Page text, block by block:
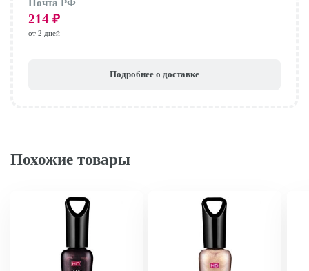
Почта РФ
214 ₽
от 2 дней
Подробнее о доставке
Похожие товары